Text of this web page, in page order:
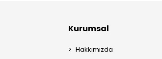
Kurumsal
Hakkımızda